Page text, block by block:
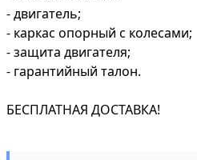
- двигатель;
- каркас опорный с колесами;
- защита двигателя;
- гарантийный талон.
БЕСПЛАТНАЯ ДОСТАВКА!